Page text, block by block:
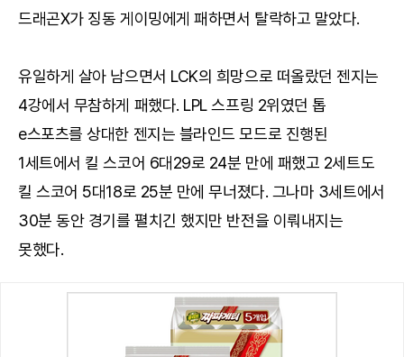
드래곤X가 징동 게이밍에게 패하면서 탈락하고 말았다.
유일하게 살아 남으면서 LCK의 희망으로 떠올랐던 젠지는
4강에서 무참하게 패했다. LPL 스프링 2위였던 톱
e스포츠를 상대한 젠지는 블라인드 모드로 진행된
1세트에서 킬 스코어 6대29로 24분 만에 패했고 2세트도
킬 스코어 5대18로 25분 만에 무너졌다. 그나마 3세트에서
30분 동안 경기를 펼치긴 했지만 반전을 이뤄내지는
못했다.